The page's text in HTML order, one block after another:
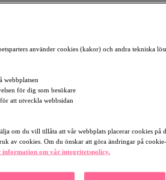
använder cookies (kakor) och andra tekniska
webbplatsen
för dig som besökare
att utveckla webbsidan
om du vill tillåta att vår webbplats placerar cookies på
av cookies. Om du önskar att göra ändringar på
information om vår integritetspolicy.